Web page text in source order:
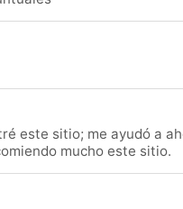
este sitio; me ayudó a
mucho este sitio.